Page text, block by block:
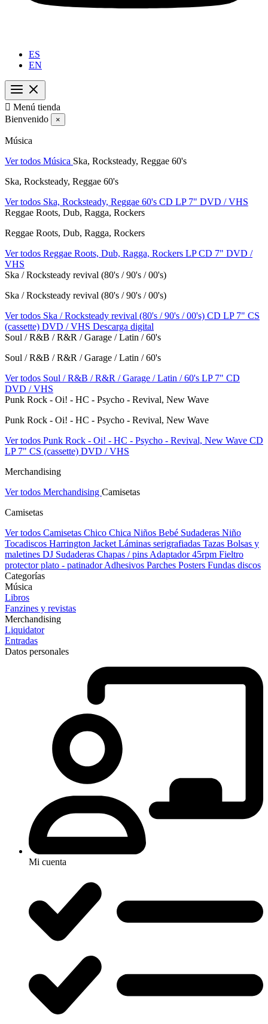
ES
EN
 Menú tienda
Bienvenido
×
Música
Ver todos Música Ska, Rocksteady, Reggae 60's
Ska, Rocksteady, Reggae 60's
Ver todos Ska, Rocksteady, Reggae 60's CD LP 7" DVD / VHS
Reggae Roots, Dub, Ragga, Rockers
Reggae Roots, Dub, Ragga, Rockers
Ver todos Reggae Roots, Dub, Ragga, Rockers LPCD 7" DVD /
VHS
Ska / Rocksteady revival (80's / 90's / 00's)
Ska / Rocksteady revival (80's / 90's / 00's)
Ver todos Ska / Rocksteady revival (80's / 90's / 00's) CD LP 7" CS
(cassette) DVD / VHS Descarga digital
Soul / R&B / R&R / Garage / Latin / 60's
Soul / R&B / R&R / Garage / Latin / 60's
Ver todos Soul / R&B / R&R / Garage / Latin / 60's LP 7" CD
DVD / VHS
Punk Rock - Oi! - HC - Psycho - Revival, New Wave
Punk Rock - Oi! - HC - Psycho - Revival, New Wave
Ver todos Punk Rock - Oi! - HC - Psycho - Revival, New Wave CD
LP 7" CS (cassette) DVD / VHS
Merchandising
Ver todos Merchandising Camisetas
Camisetas
Ver todos Camisetas Chico Chica Niños Bebé Sudaderas Niño
Tocadiscos Harrington Jacket Láminas serigrafiadas Tazas Bolsas y
maletines DJ Sudaderas Chapas / pins Adaptador 45rpm Fieltro
protector plato - patinadorAdhesivos Parches Posters Fundas discos
Categorías
Música
Libros
Fanzines y revistas
Merchandising
Liquidator
Entradas
Datos personales
Mi cuenta